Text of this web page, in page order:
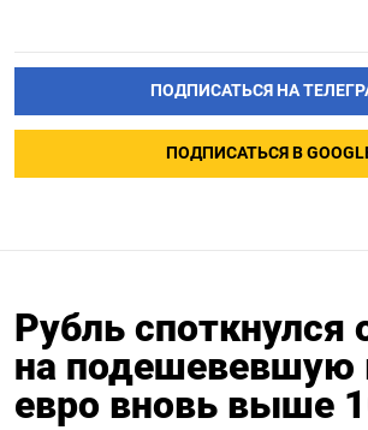
ПОДПИСАТЬСЯ НА
ПОДПИСАТЬСЯ В
Рубль споткнулся
на подешевевшую
евро вновь выше